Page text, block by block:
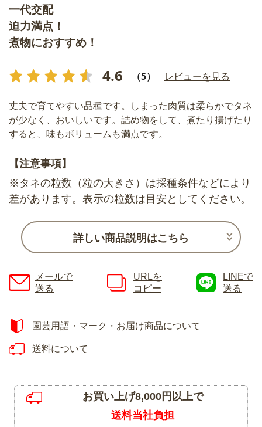
一代交配
迫力満点！
煮物におすすめ！
4.6 （5） レビューを見る
丈夫で育てやすい品種です。しまった肉質は柔らかでタネ
が少なく、おいしいです。詰め物をして、煮たり揚げたり
すると、味もボリュームも満点です。
【注意事項】
※タネの粒数（粒の大きさ）は採種条件などにより
差があります。表示の粒数は目安としてください。
詳しい商品説明はこちら
メールで
送る
URLを
コピー
LINEで
送る
園芸用語・マーク・お届け商品について
送料について
お買い上げ8,000円以上で
送料当社負担